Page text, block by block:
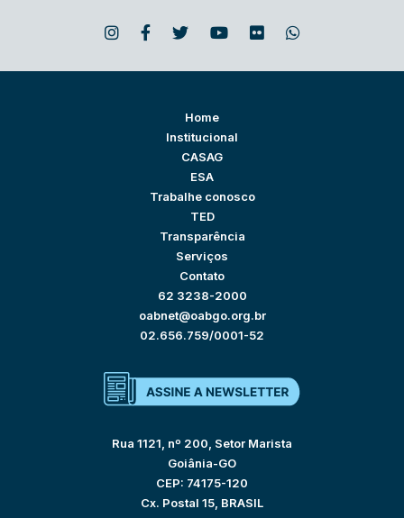
Home
Institucional
CASAG
ESA
Trabalhe conosco
TED
Transparência
Serviços
Contato
62 3238-2000
oabnet@oabgo.org.br
02.656.759/0001-52
Rua 1121, nº 200, Setor Marista
Goiânia-GO
CEP: 74175-120
Cx. Postal 15, BRASIL